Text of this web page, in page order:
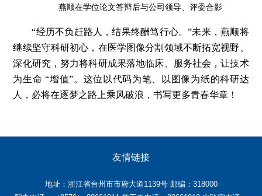
燕顺在学位论文答辩后与公司领导、评委合影
“经历不负赶路人，结果终酬笃行心。”未来，燕顺将
继续坚守科研初心，在医学图像分割领域不断拓宽视野、
深化研究，努力将科研成果落地临床、服务社会，让技术
为生命 “增值”。这位以代码为笔、以图像为纸的科研达
人，必将在逐梦之路上乘风破浪，书写更多青春华章！
友情链接
地址：浙江省台州市市府大道1139号 邮编：318000